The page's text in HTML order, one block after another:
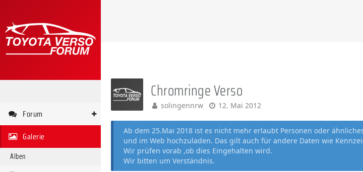
Forum
Galerie
Alben
Chromringe Verso
solingennrw 12. Mai 2012
Ab dem 25.Mai 2018 ist es nicht mehr erlaubt Personen oder
und im Web hochzuladen. Das gilt auch für andere Daten wie
Wir prüfen vorab ,ob dies Eingehalten wird.
Wir bitten um Verständnis.